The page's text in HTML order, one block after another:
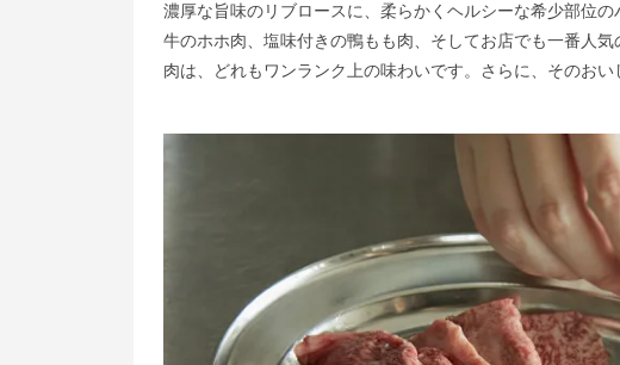
濃厚な旨味のリブロースに、柔らかくヘルシーな希少部位
牛のホホ肉、塩味付きの鴨もも肉、そしてお店でも一番人
肉は、どれもワンランク上の味わいです。さらに、そのおい